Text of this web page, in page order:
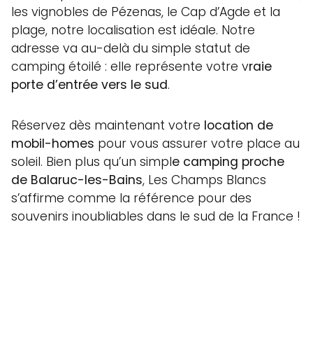
les vignobles de Pézenas, le Cap d’Agde et la
plage, notre localisation est idéale. Notre
adresse va au-delà du simple statut de
camping étoilé : elle représente votre vraie
porte d’entrée vers le sud.
Réservez dès maintenant votre location de
mobil-homes pour vous assurer votre place au
soleil. Bien plus qu’un simple camping proche
de Balaruc-les-Bains, Les Champs Blancs
s’affirme comme la référence pour des
souvenirs inoubliables dans le sud de la France !